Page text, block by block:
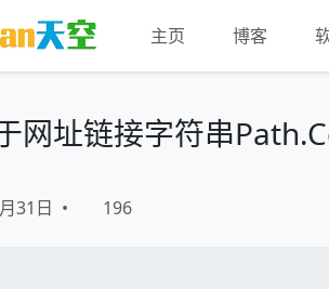
主页 博客
网址链接字符串
31日 • 196